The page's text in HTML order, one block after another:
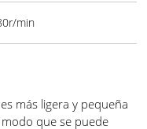
min
más ligera y pequeña
que se puede